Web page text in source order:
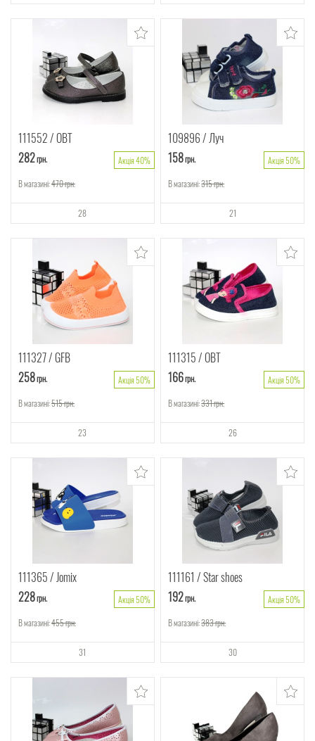
111552 ОВТ
282грн.
Акція 40%
В магазині:470грн.
28
109896 Луч
158грн.
Акція 50%
В магазині:315грн.
21
111327 GFB
258грн.
Акція 50%
В магазині:515грн.
23
111315 ОВТ
166грн.
Акція 50%
В магазині:331грн.
26
111365 Jomix
228грн.
Акція 50%
В магазині:455грн.
31
111161 Star shoes
192грн.
Акція 50%
В магазині:383грн.
30